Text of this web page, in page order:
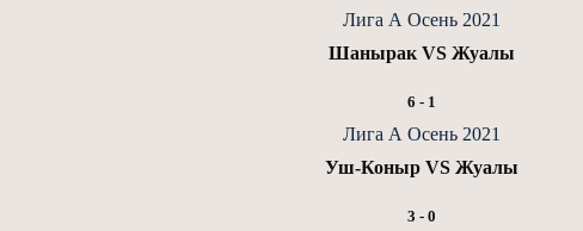
Лига А Осень 2021
Шанырак VS Жуалы
6 - 1
Лига А Осень 2021
Уш-Коныр VS Жуалы
3 - 0